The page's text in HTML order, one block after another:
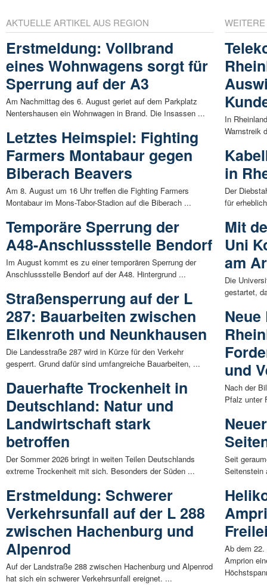
AKTUELLE ARTIKEL AUS REGION
Erstmeldung: Vollbrand
eines Wohnwagens sorgt für
Sperrung auf der A3
Am Nachmittag des 6. August geriet auf dem Parkplatz
Nentershausen ein Wohnwagen in Brand. Die Insassen ...
Letztes Heimspiel: Fighting
Farmers Montabaur gegen
Biberach Beavers
Am 8. August um 16 Uhr treffen die Fighting Farmers
Montabaur im Mons-Tabor-Stadion auf die Biberach ...
Temporäre Sperrung der
A48-Anschlussstelle Bendorf
Im August kommt es zu einer temporären Sperrung der
Anschlussstelle Bendorf auf der A48. Hintergrund ...
Straßensperrung auf der L
287: Bauarbeiten zwischen
Elkenroth und Neunkhausen
Die Landesstraße 287 wird in Kürze für den Verkehr
gesperrt. Grund dafür sind umfangreiche Bauarbeiten, ...
Dauerhafte Trockenheit in
Deutschland: Natur und
Landwirtschaft stark
betroffen
Der Sommer 2026 bringt in weiten Teilen Deutschlands
extreme Trockenheit mit sich. Besonders der Süden ...
Erstmeldung: Schwerer
Verkehrsunfall auf der L 288
zwischen Hachenburg und
Alpenrod
Auf der Landstraße 288 zwischen Hachenburg und Alpenrod
hat sich ein schwerer Verkehrsunfall ereignet. ...
In
Warnstreik
in
Der
für
Mit
Uni
am
Die
gestartet,
und
Nach der
Pfalz unter
Seit
Seitenstein
Ab dem
Amprion